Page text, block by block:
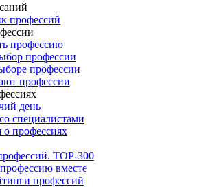
профессий
профессию
профессии
профессии
профессии
день
специалистами
профессиях
TOP-300
вместе
профессий